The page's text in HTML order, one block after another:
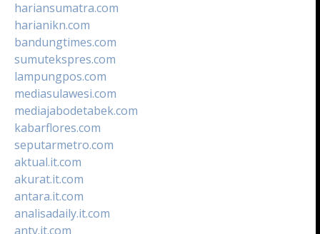
hariansumatra.com
harianikn.com
bandungtimes.com
sumutekspres.com
lampungpos.com
mediasulawesi.com
mediajabodetabek.com
kabarflores.com
seputarmetro.com
aktual.it.com
akurat.it.com
antara.it.com
analisadaily.it.com
antv.it.com